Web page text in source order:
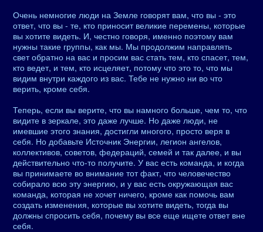
Очень немногие люди на Земле говорят вам, что вы - это
ответ, что вы - те, кто приносит великие перемены, которые
вы хотите видеть. И, честно говоря, именно поэтому вам
нужны такие группы, как мы. Мы продолжим направлять
свет обратно на вас и просим вас стать тем, кто спасет, тем,
кто ведет, и тем, кто исцеляет, потому что это то, что мы
видим внутри каждого из вас. Тебе не нужно ни во что
верить, кроме себя.
Теперь, если вы верите, что вы намного больше, чем то, что
видите в зеркале, это даже лучше. Но даже люди, не
имевшие этого знания, достигли многого, просто веря в
себя. Но добавьте Источник Энергии, легион ангелов,
коллективов, советов, федераций, семей и так далее, и вы
действительно что-то получите. У вас есть команда, и когда
вы принимаете во внимание тот факт, что человечество
собирало всю эту энергию, и у вас есть окружающая вас
команда, которая не хочет ничего, кроме как помочь вам
создать изменения, которые вы хотите видеть, тогда вы
должны спросить себя, почему вы все еще ищете ответ вне
себя.